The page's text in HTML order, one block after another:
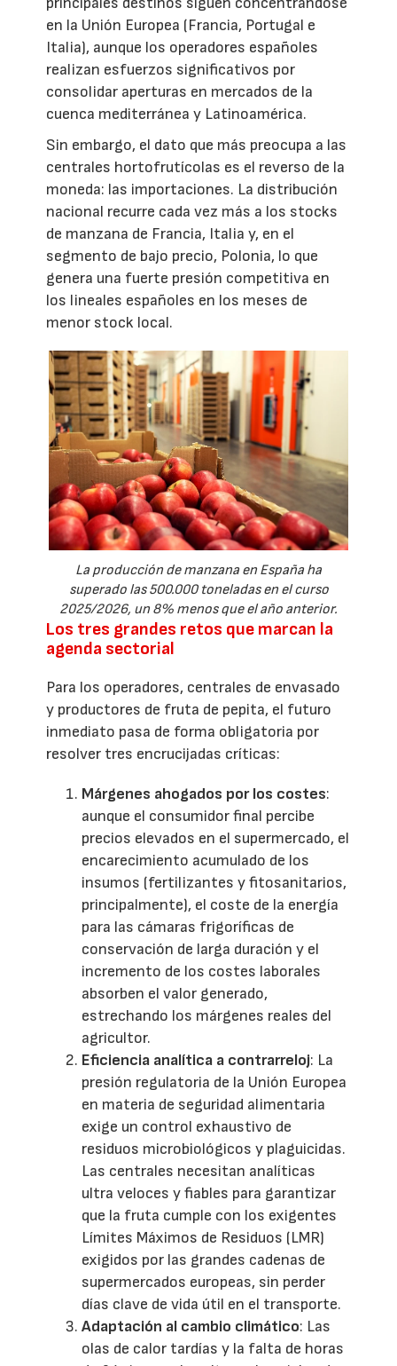
en la Unión Europea (Francia, Portugal e
Italia), aunque los operadores españoles
realizan esfuerzos significativos por
consolidar aperturas en mercados de la
cuenca mediterránea y Latinoamérica.
Sin embargo, el dato que más preocupa a las
centrales hortofrutícolas es el reverso de la
moneda: las importaciones. La distribución
nacional recurre cada vez más a los stocks
de manzana de Francia, Italia y, en el
segmento de bajo precio, Polonia, lo que
genera una fuerte presión competitiva en
los lineales españoles en los meses de
menor stock local.
La producción de manzana en España ha
superado las 500.000 toneladas en el curso
2025/2026, un 8% menos que el año anterior.
Los tres grandes retos que marcan la
agenda sectorial
Para los operadores, centrales de envasado
y productores de fruta de pepita, el futuro
inmediato pasa de forma obligatoria por
resolver tres encrucijadas críticas:
Márgenes ahogados por los costes:
aunque el consumidor final percibe
precios elevados en el supermercado, el
encarecimiento acumulado de los
insumos (fertilizantes y fitosanitarios,
principalmente), el coste de la energía
para las cámaras frigoríficas de
conservación de larga duración y el
incremento de los costes laborales
absorben el valor generado,
estrechando los márgenes reales del
agricultor.
Eficiencia analítica a contrarreloj: La
presión regulatoria de la Unión Europea
en materia de seguridad alimentaria
exige un control exhaustivo de
residuos microbiológicos y plaguicidas.
Las centrales necesitan analíticas
ultra veloces y fiables para garantizar
que la fruta cumple con los exigentes
Límites Máximos de Residuos (LMR)
exigidos por las grandes cadenas de
supermercados europeas, sin perder
días clave de vida útil en el transporte.
Adaptación al cambio climático: Las
olas de calor tardías y la falta de horas